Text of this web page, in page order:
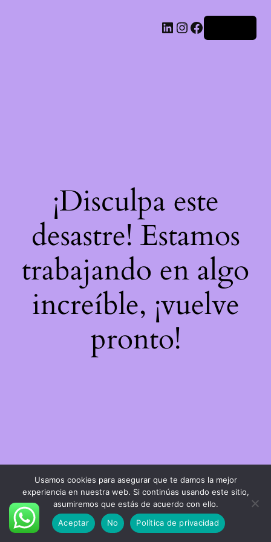
LinkedIn
Instagram
Facebook
¡Disculpa este
desastre! Estamos
trabajando en algo
increíble, ¡vuelve
pronto!
Usamos cookies para asegurar que te damos la mejor
experiencia en nuestra web. Si continúas usando este sitio,
asumiremos que estás de acuerdo con ello.
Aceptar
No Política de privacidad